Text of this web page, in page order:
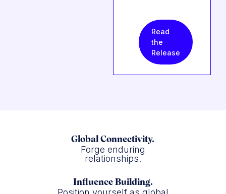
Read
the
Release
Global Connectivity.
Forge enduring
relationships.
Influence Building.